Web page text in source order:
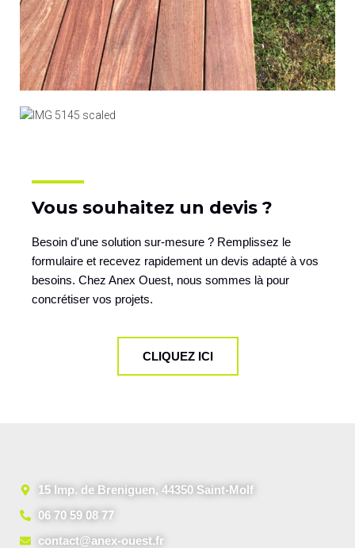
Vous souhaitez un devis ?
Besoin d'une solution sur-mesure ? Remplissez le
formulaire et recevez rapidement un devis adapté à vos
besoins. Chez Anex Ouest, nous sommes là pour
concrétiser vos projets.
CLIQUEZ ICI
15 Imp. de Breniguen, 44350 Saint-Molf
06 70 59 08 77
contact@anex-ouest.fr